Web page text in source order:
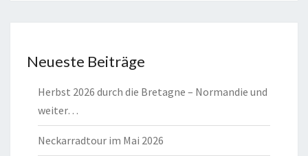
Neueste Beiträge
Herbst 2026 durch die Bretagne – Normandie und
weiter…
Neckarradtour im Mai 2026